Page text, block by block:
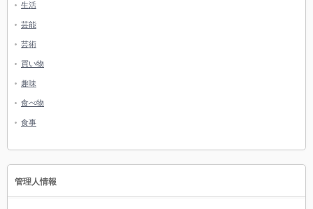
生活
芸能
芸術
買い物
趣味
食べ物
食事
管理人情報